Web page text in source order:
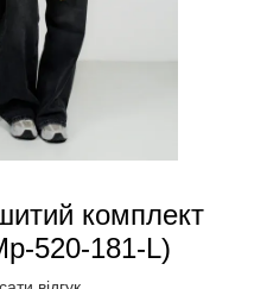
комплект
520-181-L)